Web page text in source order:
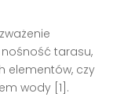
tarasu,
elementów, czy
wody [1].